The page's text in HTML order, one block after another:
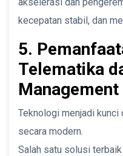
kecepatan stabil, dan
5.
Telematika
Management
Teknologi menjadi
secara modern.
Salah satu solusi